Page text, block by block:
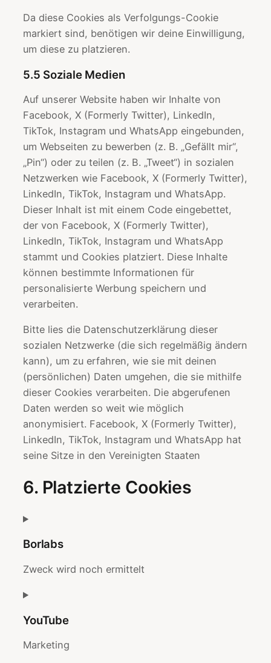
Da diese Cookies als Verfolgungs-Cookie
markiert sind, benötigen wir deine Einwilligung,
um diese zu platzieren.
5.5 Soziale Medien
Auf unserer Website haben wir Inhalte von
Facebook, X (Formerly Twitter), LinkedIn,
TikTok, Instagram und WhatsApp eingebunden,
um Webseiten zu bewerben (z. B. „Gefällt mir“,
„Pin“) oder zu teilen (z. B. „Tweet“) in sozialen
Netzwerken wie Facebook, X (Formerly Twitter),
LinkedIn, TikTok, Instagram und WhatsApp.
Dieser Inhalt ist mit einem Code eingebettet,
der von Facebook, X (Formerly Twitter),
LinkedIn, TikTok, Instagram und WhatsApp
stammt und Cookies platziert. Diese Inhalte
können bestimmte Informationen für
personalisierte Werbung speichern und
verarbeiten.
Bitte lies die Datenschutzerklärung dieser
sozialen Netzwerke (die sich regelmäßig ändern
kann), um zu erfahren, wie sie mit deinen
(persönlichen) Daten umgehen, die sie mithilfe
dieser Cookies verarbeiten. Die abgerufenen
Daten werden so weit wie möglich
anonymisiert. Facebook, X (Formerly Twitter),
LinkedIn, TikTok, Instagram und WhatsApp hat
seine Sitze in den Vereinigten Staaten
6. Platzierte Cookies
Borlabs
Zweck wird noch ermittelt
Consent
service
borlabs
YouTube
Marketing